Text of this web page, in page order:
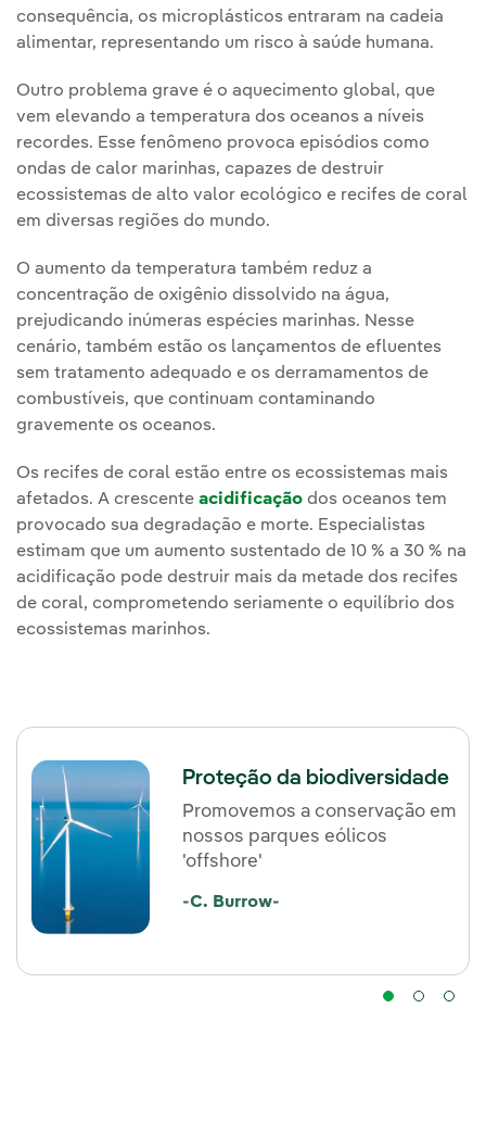
consequência, os microplásticos entraram na cadeia
alimentar, representando um risco à saúde humana.
Outro problema grave é o aquecimento global, que
vem elevando a temperatura dos oceanos a níveis
recordes. Esse fenômeno provoca episódios como
ondas de calor marinhas, capazes de destruir
ecossistemas de alto valor ecológico e recifes de coral
em diversas regiões do mundo.
O aumento da temperatura também reduz a
concentração de oxigênio dissolvido na água,
prejudicando inúmeras espécies marinhas. Nesse
cenário, também estão os lançamentos de efluentes
sem tratamento adequado e os derramamentos de
combustíveis, que continuam contaminando
gravemente os oceanos.
Os recifes de coral estão entre os ecossistemas mais
afetados. A crescente acidificação dos oceanos tem
provocado sua degradação e morte. Especialistas
estimam que um aumento sustentado de 10 % a 30 % na
acidificação pode destruir mais da metade dos recifes
de coral, comprometendo seriamente o equilíbrio dos
ecossistemas marinhos.
Proteção da biodiversidade
Promovemos a conservação em
nossos parques eólicos
'offshore'
-C. Burrow-